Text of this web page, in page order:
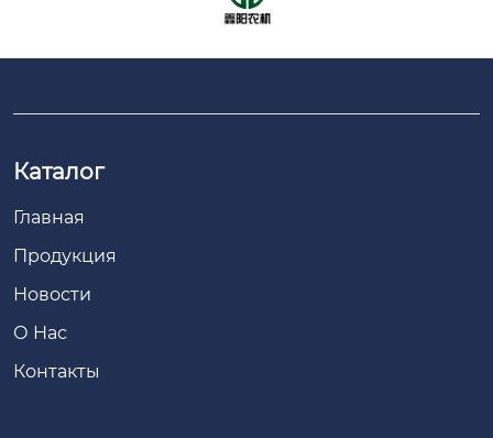
Каталог
Главная
Продукция
Новости
О Нас
Контакты